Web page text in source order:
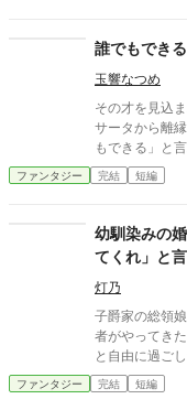
誰でもでき
玉響なつめ
その才を見込
サータから離
もできる」と
ファンタジー 完結 短編
幼馴染みの
てくれ」と
嬢の前世が
灯乃
子爵家の総領
者がやってき
と自由に過ご
を甘やかし過
を宣言する。 前半はたぶん普通の令嬢もの、後半はおっさんコメ
ファンタジー 完結 短編